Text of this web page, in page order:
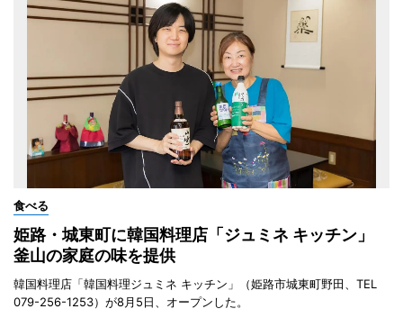
食べる
姫路・城東町に韓国料理店「ジュミネ キッチン」
釜山の家庭の味を提供
韓国料理店「韓国料理ジュミネ キッチン」（姫路市城東町野田、TEL
079-256-1253）が8月5日、オープンした。